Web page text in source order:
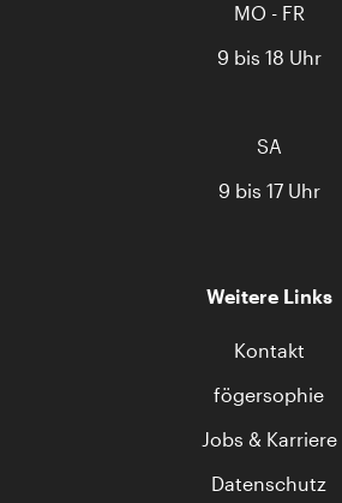
MO - FR
9 bis 18 Uhr
SA
9 bis 17 Uhr
Weitere Links
Kontakt
fögersophie
Jobs & Karriere
Datenschutz